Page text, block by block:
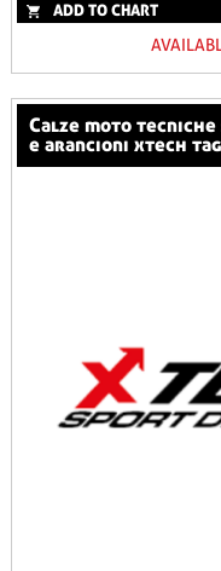
ADD TO CHART
calze moto tecniche sportive estive leggere grigie
e arancioni xtech